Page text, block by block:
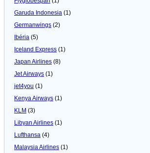
Garuda Indonesia (1)
Germanwings (2)
Ibéria (5)
Iceland Express (1)
Japan Airlines (8)
Jet Airways (1)
jet4you (1)
Kenya Airways (1)
KLM (3)
Libyan Airlines (1)
Lufthansa (4)
Malaysia Airlines (1)